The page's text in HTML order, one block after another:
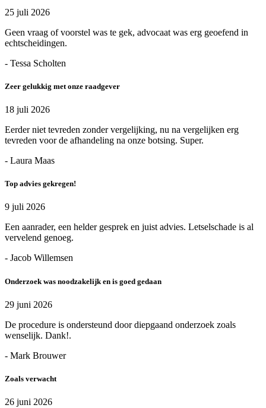
25 juli 2026
Geen vraag of voorstel was te gek, advocaat was erg geoefend in
echtscheidingen.
- Tessa Scholten
Zeer gelukkig met onze raadgever
18 juli 2026
Eerder niet tevreden zonder vergelijking, nu na vergelijken erg
tevreden voor de afhandeling na onze botsing. Super.
- Laura Maas
Top advies gekregen!
9 juli 2026
Een aanrader, een helder gesprek en juist advies. Letselschade is al
vervelend genoeg.
- Jacob Willemsen
Onderzoek was noodzakelijk en is goed gedaan
29 juni 2026
De procedure is ondersteund door diepgaand onderzoek zoals
wenselijk. Dank!.
- Mark Brouwer
Zoals verwacht
26 juni 2026